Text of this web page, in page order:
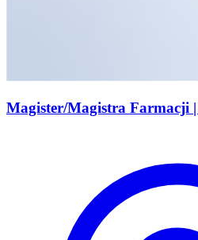
Magister/Magistra Farmacji